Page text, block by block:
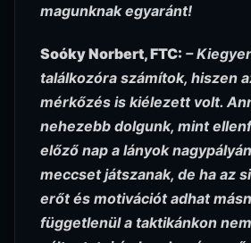
magunknak egyaránt!
Soóky Norbert, FTC: –
találkozóra számítok, hiszen
mérkőzés is kiélezett volt.
nehezebb dolgunk, mint
előző nap a lányok
meccset játszanak, de ha az
erőt és motivációt adhat
függetlenül a taktikánkon